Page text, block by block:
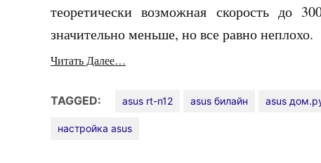
теоретически возможная скорость до
значительно меньше, но все равно неплохо.
Читать Далее…
TAGGED: asus rt-n12 asus билайн asus
настройка asus